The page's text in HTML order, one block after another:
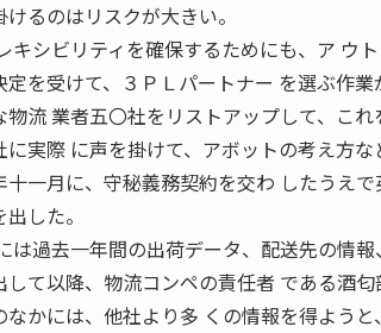
るのはリスクが大きい。
キシビリティを確保するためにも、ア ウ
定を受けて、３ＰＬパートナー を選ぶ作業
物流 業者五〇社をリストアップして、これ
に実際 に声を掛けて、アボットの考え方な
十一月に、守秘義務契約を交わ したうえ
した。
は過去一年間の出荷データ、配送先の情
して以降、物流コンペの責任者 である酒
なかには、他社より多 くの情報を得よう